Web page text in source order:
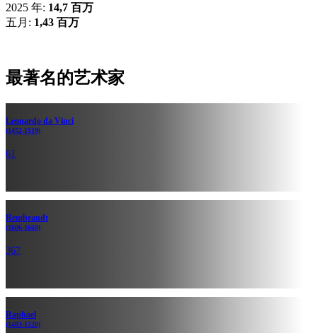
2025 年: 14,7 百万
五月: 1,43 百万
最著名的艺术家
Leonardo da Vinci
(1452-1519)
61
Rembrandt
(1606-1669)
367
Raphael
(1483-1520)